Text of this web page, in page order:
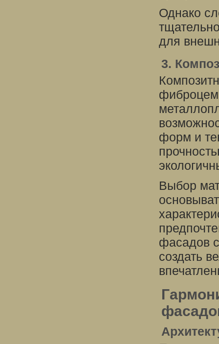
Однако
для
3.
форм и
Выбор
фасадов
создать